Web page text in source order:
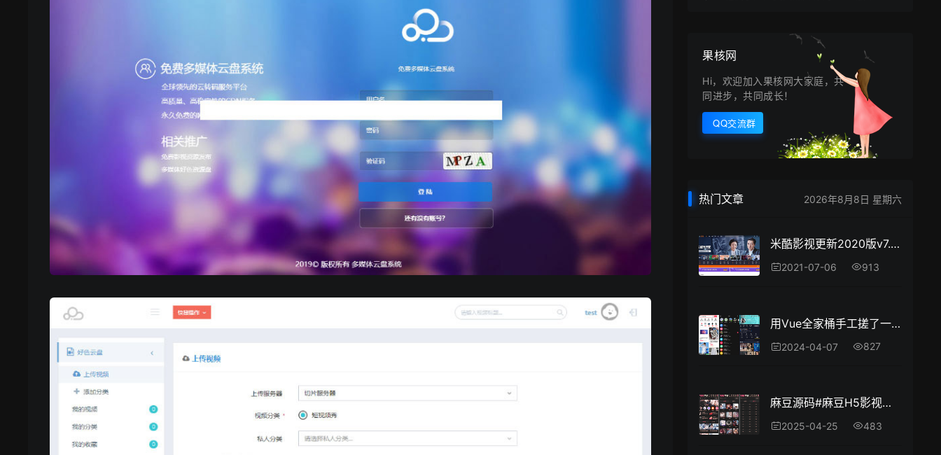
果核网
Hi，欢迎加入果核网大家庭，共
同进步，共同成长！
QQ交流群
热门文章 2026年8月8日 星期六
米酷影视更新2020版v7.0.0 源码+解析接口+伪静态
2021-07-06 913
用Vue全家桶手工搓了一个高仿抖音，全开源
2024-04-07 827
麻豆源码#麻豆H5影视源码主题模版下载 苹果CMS V10版
2025-04-25 483